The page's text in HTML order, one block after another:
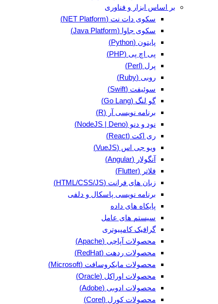
بر اساس ابزار و فناوری
سکوی دات نت (NET Platform)
سکوی جاوا (Java Platform)
پایتون (Python)
پی اچ پی (PHP)
پرل (Perl)
روبی (Ruby)
سوئیفت (Swift)
گو لنگ (Go Lang)
برنامه نویسی آر (R)
نود و دنو (NodeJS | Deno)
ری اکت (React)
ویو جی اس (VueJS)
آنگولار (Angular)
فلاتر (Flutter)
زبان های فرانت (HTML/CSS/JS)
برنامه نویسی پاسکال و دلفی
پایکاه های داده
سیستم های عامل
گرافیک کامپیوتری
محصولات آپاچی (Apache)
محصولات ردهت (RedHat)
محصولات مایکروسافت (Microsoft)
محصولات اوراکل (Oracle)
محصولات ادوبی (Adobe)
محصولات کورل (Corel)